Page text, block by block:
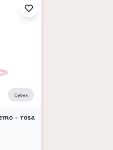
Cybex
- rosa